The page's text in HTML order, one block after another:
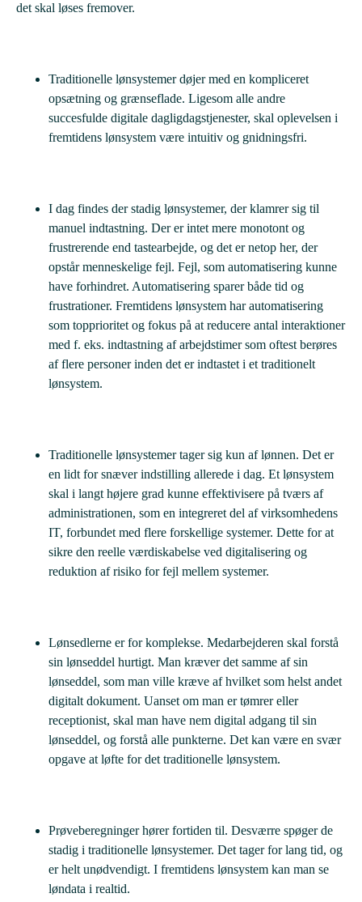
det skal løses fremover.
Traditionelle lønsystemer døjer med en kompliceret
opsætning og grænseflade. Ligesom alle andre
succesfulde digitale dagligdagstjenester, skal oplevelsen i
fremtidens lønsystem være intuitiv og gnidningsfri.
I dag findes der stadig lønsystemer, der klamrer sig til
manuel indtastning. Der er intet mere monotont og
frustrerende end tastearbejde, og det er netop her, der
opstår menneskelige fejl. Fejl, som automatisering kunne
have forhindret. Automatisering sparer både tid og
frustrationer. Fremtidens lønsystem har automatisering
som topprioritet og fokus på at reducere antal interaktioner
med f. eks. indtastning af arbejdstimer som oftest berøres
af flere personer inden det er indtastet i et traditionelt
lønsystem.
Traditionelle lønsystemer tager sig kun af lønnen. Det er
en lidt for snæver indstilling allerede i dag. Et lønsystem
skal i langt højere grad kunne effektivisere på tværs af
administrationen, som en integreret del af virksomhedens
IT, forbundet med flere forskellige systemer. Dette for at
sikre den reelle værdiskabelse ved digitalisering og
reduktion af risiko for fejl mellem systemer.
Lønsedlerne er for komplekse. Medarbejderen skal forstå
sin lønseddel hurtigt. Man kræver det samme af sin
lønseddel, som man ville kræve af hvilket som helst andet
digitalt dokument. Uanset om man er tømrer eller
receptionist, skal man have nem digital adgang til sin
lønseddel, og forstå alle punkterne. Det kan være en svær
opgave at løfte for det traditionelle lønsystem.
Prøveberegninger hører fortiden til. Desværre spøger de
stadig i traditionelle lønsystemer. Det tager for lang tid, og
er helt unødvendigt. I fremtidens lønsystem kan man se
løndata i realtid.